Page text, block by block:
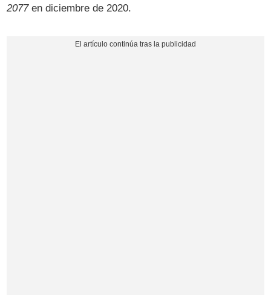
2077en diciembre de 2020.